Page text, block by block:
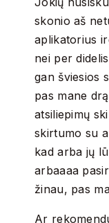
skonio aš
aplikatorius
nei per
gan šviesios
pas mane
atsiliepimų
skirtumo su
kad arba jų
arbaaaa
žinau, pas
Ar